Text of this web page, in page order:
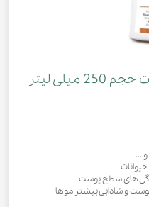
لیتر
...
های سطح پوست
و شادابی بیشتر موها